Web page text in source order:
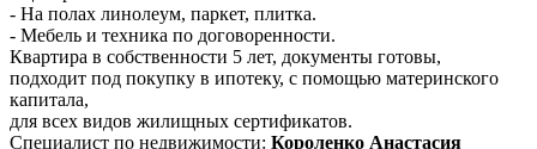
- На полах линолеум, паркет, плитка.
- Мебель и техника по договоренности.
Квартира в собственности 5 лет, документы готовы,
подходит под покупку в ипотеку, с помощью материнского
капитала,
для всех видов жилищных сертификатов.
Специалист по недвижимости: Короленко Анастасия